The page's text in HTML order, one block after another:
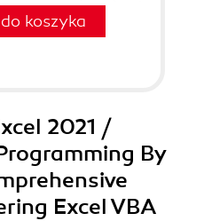
koszyka
2021 /
By
Excel VBA